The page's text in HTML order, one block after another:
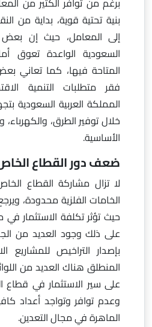
بنية تحتية قوية، بداية من
إلى المعامل، حيث إن
السعودية الواعدة تعوق
المتاحة فيها، كما تعاني
فقر متطلبات التنمية
المملكة العربية السعودية
خلال توفير الطرق،
الأساسية.
ضعف دور القطاع
لا تزال مشاركة القطاع
الخامات الفلزية محدودة،
حيث تؤثر تكلفة الاستثمار في
على ذلك وجود العديد من
بإصدار التراخيص للمشاريع
المنطلق هناك العديد من
على سير الاستثمار في قطاع
وعدم توافر وتواجد أعداد
الماهرة في مجال التعدين.